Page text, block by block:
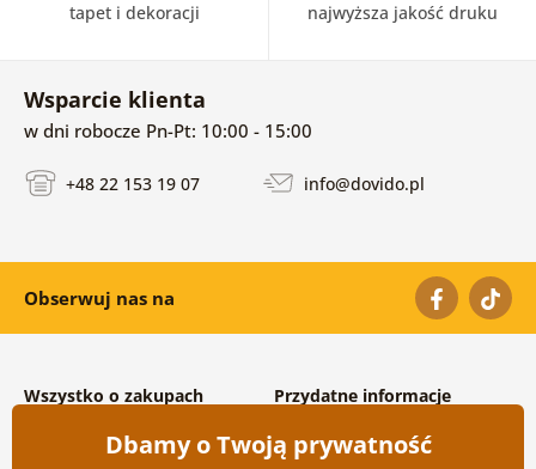
tapet i dekoracji najwyższa jakość druku
Wsparcie klienta
w dni robocze Pn-Pt: 10:00 - 15:00
+48 22 153 19 07 info@dovido.pl
Obserwuj nas na
Wszystko o zakupach
Warunki handlowe i
reklamacyjne
Przydatne informacje
Często zadawane pytania
Dbamy o Twoją prywatność